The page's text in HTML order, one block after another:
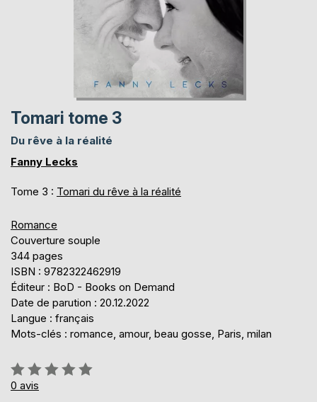
Tomari tome 3
Du rêve à la réalité
Fanny Lecks
Tome 3 : Tomari du rêve à la réalité
Romance
Couverture souple
344 pages
ISBN : 9782322462919
Éditeur : BoD - Books on Demand
Date de parution : 20.12.2022
Langue : français
Mots-clés : romance, amour, beau gosse, Paris, milan
Évaluation:
0%
0 avis